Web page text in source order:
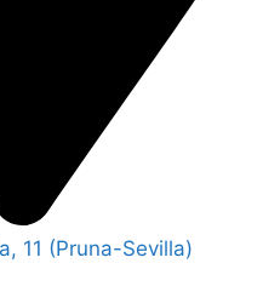
11 (Pruna-Sevilla)